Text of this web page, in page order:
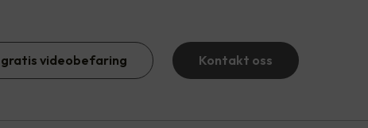
gratis videobefaring Kontakt oss